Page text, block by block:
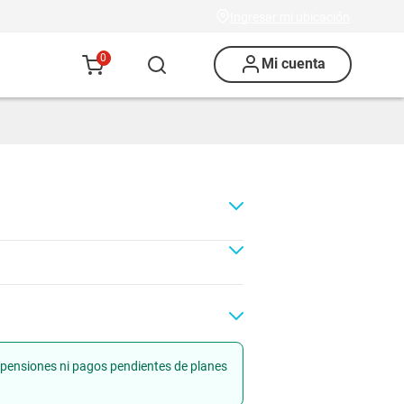
0 Mi cuenta
Renovaciónni pagos pendientes de planes